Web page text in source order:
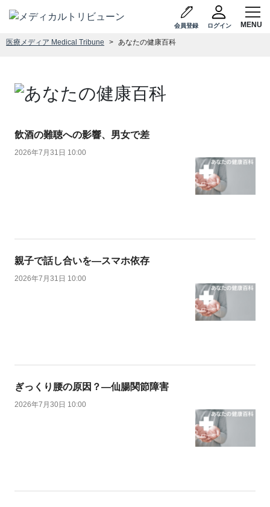
会員登録 ログイン
医療メディア Medical Tribune あなたの健康百科
飲酒の難聴への影響、男女で差
2026年7月31日 10:00
親子で話し合いを―スマホ依存
2026年7月31日 10:00
ぎっくり腰の原因？―仙腸関節障害
2026年7月30日 10:00